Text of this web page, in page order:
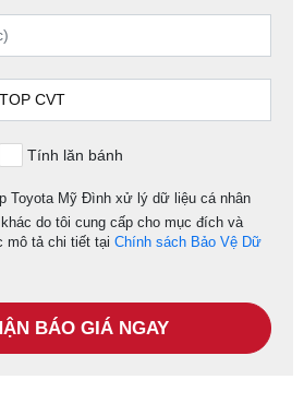
Tính lăn bánh
Toyota Mỹ Đình xử lý dữ liệu cá nhân
do tôi cung cấp cho mục đích và
tả chi tiết tại Chính sách Bảo Vệ Dữ
BÁO GIÁ NGAY